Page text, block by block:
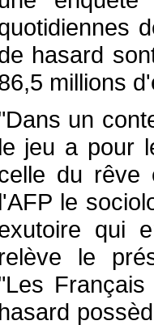
hasard
millions
un
le jeu a pour
du rêve
l'AFP le
qui
relève le
hasard